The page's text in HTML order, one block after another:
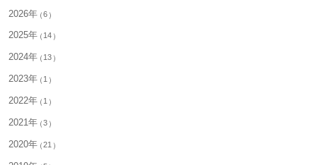
2026年 6
2025年 14
2024年 13
2023年 1
2022年 1
2021年 3
2020年 21